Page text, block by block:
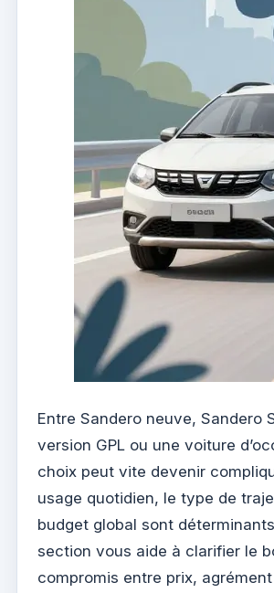
Entre Sandero neuve, Sandero
version GPL ou une voiture
choix peut vite devenir
usage quotidien, le type de
budget global sont
section vous aide à clarifier le
compromis entre prix,